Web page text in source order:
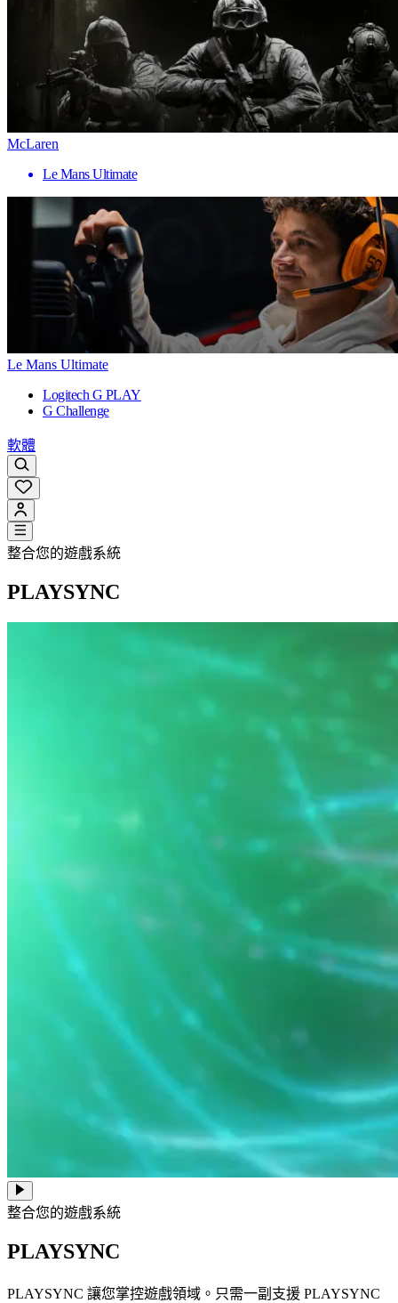
McLaren
Le Mans Ultimate
Le Mans Ultimate
Logitech G PLAY
G Challenge
軟體
整合您的遊戲系統
PLAYSYNC
整合您的遊戲系統
PLAYSYNC
PLAYSYNC 讓您掌控遊戲領域。只需一副支援 PLAYSYNC